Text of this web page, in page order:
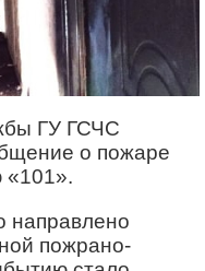
ГУ ГСЧС
о пожаре
«101».
направлено
пожрано-